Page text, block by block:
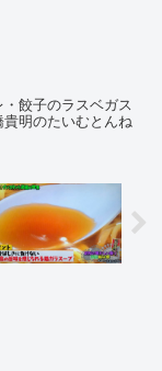
・餃子のラスベガス
明のたいむとんね